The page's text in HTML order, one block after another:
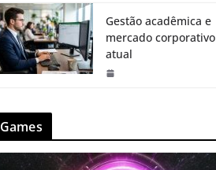
Gestão acadêmica e
mercado corporativo
atual
Games